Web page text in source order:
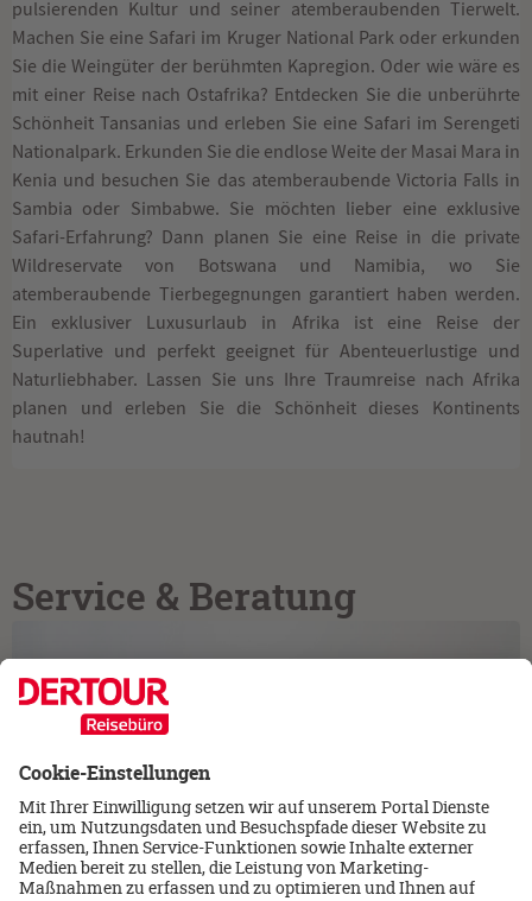
pulsierenden Kultur und seiner atemberaubenden Tierwelt.
Machen Sie eine Safari im Kruger National Park oder erkunden
Sie die Weingüter der berühmten Kapregion. Oder wie wäre es
mit einer Reise nach Ostafrika? Entdecken Sie die unberührte
Schönheit Tansanias und erleben Sie eine Safari im Serengeti
Nationalpark. Erkunden Sie die endlose Weite der Masai Mara in
Kenia und besuchen Sie das atemberaubende Victoria Falls in
Sambia oder Simbabwe. Sie möchten lieber eine exklusive
Safari-Erfahrung? Dann planen Sie eine Reise in die private
Wildreservate von Botswana und Namibia, wo Sie
atemberaubende Tierbegegnungen garantiert haben werden.
Ein exklusiver Luxusurlaub in Afrika ist eine Reise der
Superlative und perfekt geeignet für Abenteuerlustige und
Naturliebhaber. Lassen Sie uns Ihre Traumreise nach Afrika
planen und erleben Sie die Schönheit dieses Kontinents
hautnah!
Service & Beratung